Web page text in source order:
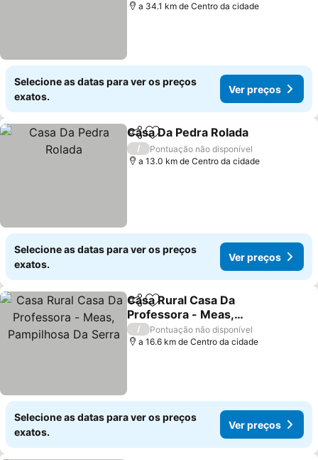
a 34.1 km de Centro da cidade
Selecione as datas para ver os preços
exatos.
Ver preços
PartilharAdicionar aos favoritos
Casa Da Pedra Rolada
/
Pontuação não disponível
a 13.0 km de Centro da cidade
Selecione as datas para ver os preços
exatos.
Ver preços
PartilharAdicionar aos favoritos
Casa Rural Casa Da
Professora - Meas,
Pampilhosa Da Serra
/
Pontuação não disponível
a 16.6 km de Centro da cidade
Selecione as datas para ver os preços
exatos.
Ver preços